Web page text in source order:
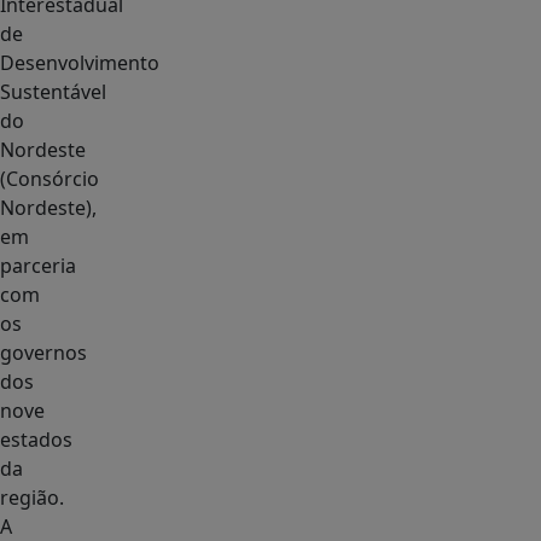
de
Desenvolvimento
Sustentável
do
Nordeste
(Consórcio
Nordeste),
em
parceria
com
os
governos
dos
nove
estados
da
região.
A